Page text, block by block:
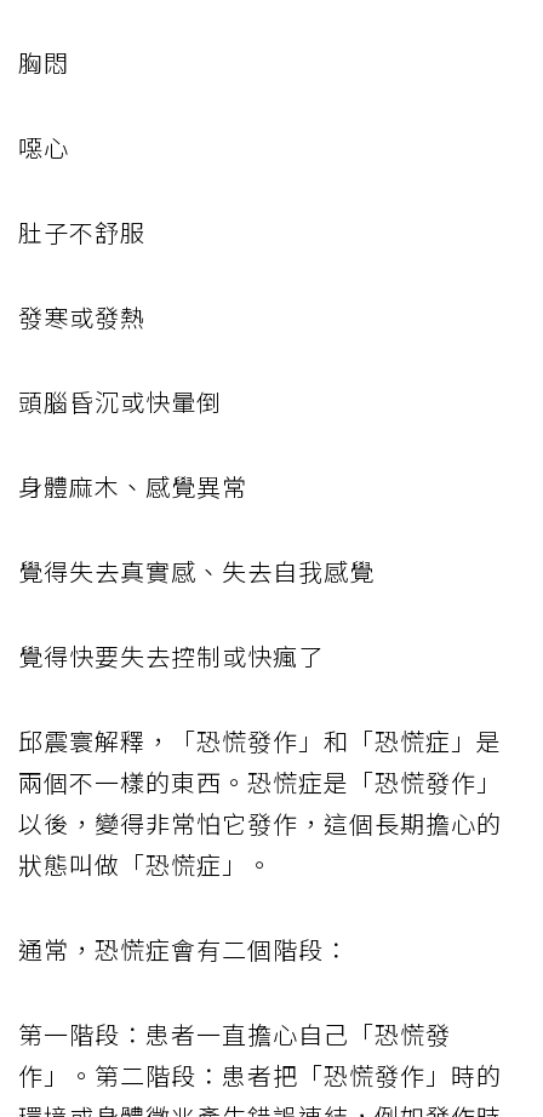
胸悶
噁心
肚子不舒服
發寒或發熱
頭腦昏沉或快暈倒
身體麻木、感覺異常
覺得失去真實感、失去自我感覺
覺得快要失去控制或快瘋了
邱震寰解釋，「恐慌發作」和「恐慌症」是
兩個不一樣的東西。恐慌症是「恐慌發作」
以後，變得非常怕它發作，這個長期擔心的
狀態叫做「恐慌症」。
通常，恐慌症會有二個階段：
第一階段：患者一直擔心自己「恐慌發
作」。第二階段：患者把「恐慌發作」時的